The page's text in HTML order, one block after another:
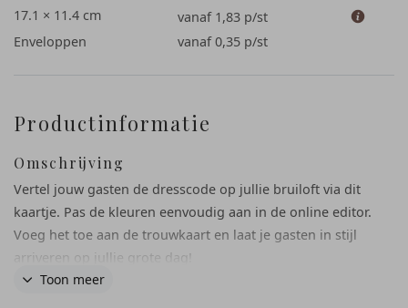
17.1 × 11.4 cm
vanaf 1,83 p/st
Enveloppen
vanaf 0,35 p/st
Productinformatie
Omschrijving
Vertel jouw gasten de dresscode op jullie bruiloft via dit
kaartje. Pas de kleuren eenvoudig aan in de online editor.
Voeg het toe aan de trouwkaart en laat je gasten in stijl
arriveren op jullie grote dag!
Toon meer